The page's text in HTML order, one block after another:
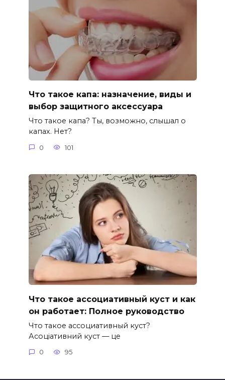
Что такое капа: назначение, виды и
выбор защитного аксессуара
Что такое капа? Ты, возможно, слышал о
капах. Нет?
0 101
Что такое ассоциативный куст и как
он работает: Полное руководство
Что такое ассоциативный куст?
Асоціативний куст — це
0 95